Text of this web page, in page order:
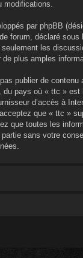
modifications.
par phpBB
forum, déclaré sous
les
de plus amples
publier de
du pays où « ttc »
d’accès à
que « ttc »
que toutes les
sans votre